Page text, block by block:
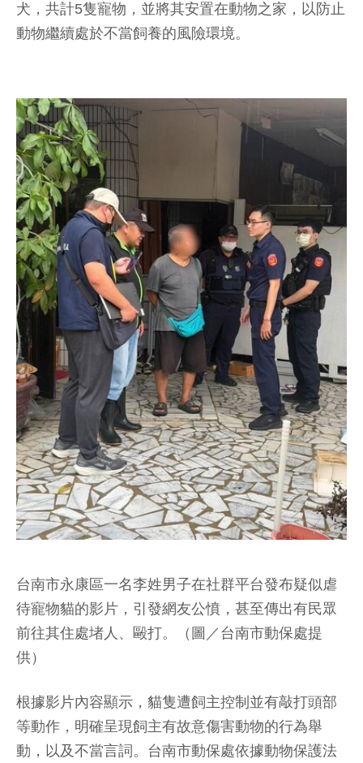
犬，共計5隻寵物，並將其安置在動物之家，以防止
動物繼續處於不當飼養的風險環境。
台南市永康區一名李姓男子在社群平台發布疑似虐
待寵物貓的影片，引發網友公憤，甚至傳出有民眾
前往其住處堵人、毆打。（圖／台南市動保處提
供）
根據影片內容顯示，貓隻遭飼主控制並有敲打頭部
等動作，明確呈現飼主有故意傷害動物的行為舉
動，以及不當言詞。台南市動保處依據動物保護法